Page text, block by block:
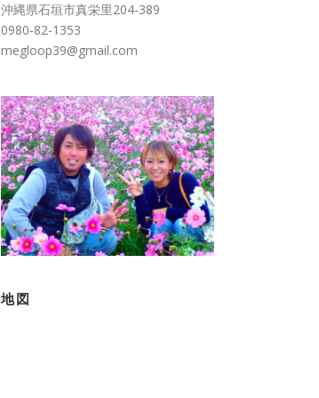
沖縄県石垣市真栄里204-389
0980-82-1353
megloop39@gmail.com
地図